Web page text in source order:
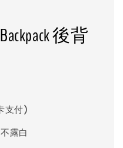
Backpack 後背
支付)
露白